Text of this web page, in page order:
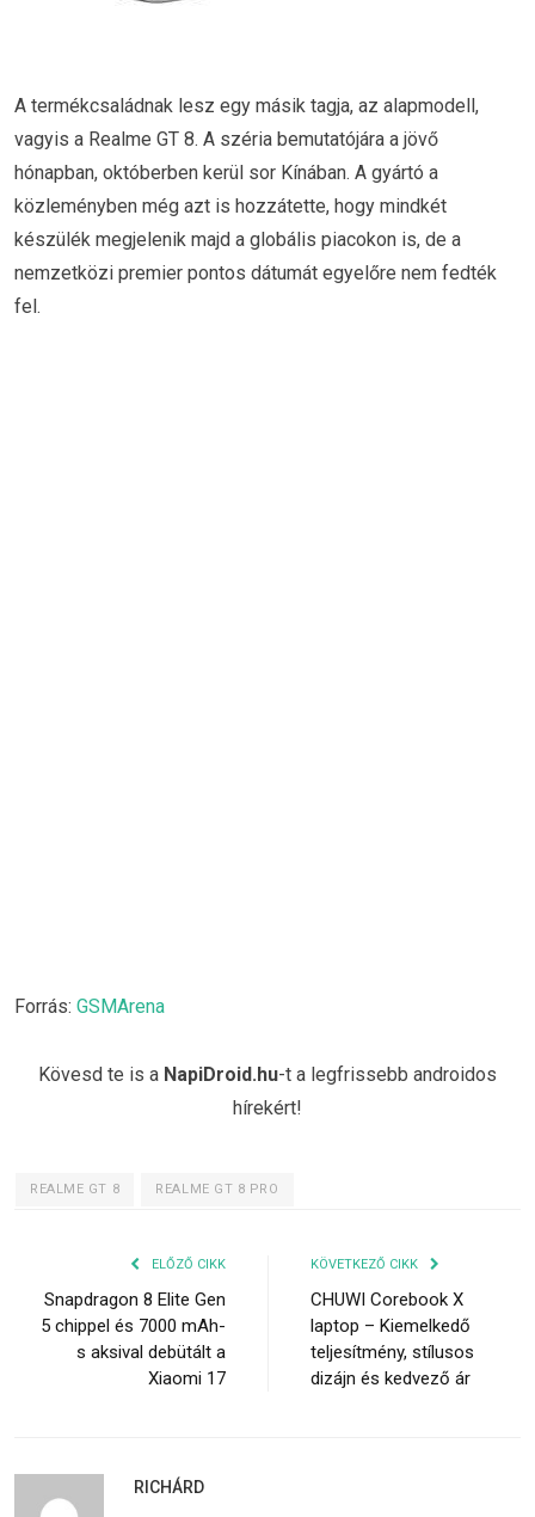
A termékcsaládnak lesz egy másik tagja, az alapmodell,
vagyis a Realme GT 8. A széria bemutatójára a jövő
hónapban, októberben kerül sor Kínában. A gyártó a
közleményben még azt is hozzátette, hogy mindkét
készülék megjelenik majd a globális piacokon is, de a
nemzetközi premier pontos dátumát egyelőre nem fedték
fel.
Forrás: GSMArena
Kövesd te is a NapiDroid.hu-t a legfrissebb androidos
hírekért!
REALME GT 8 REALME GT 8 PRO
ELŐZŐ CIKK
Snapdragon 8 Elite Gen
5 chippel és 7000 mAh-
s aksival debütált a
Xiaomi 17
KÖVETKEZŐ CIKK
CHUWI Corebook X
laptop – Kiemelkedő
teljesítmény, stílusos
dizájn és kedvező ár
RICHÁRD